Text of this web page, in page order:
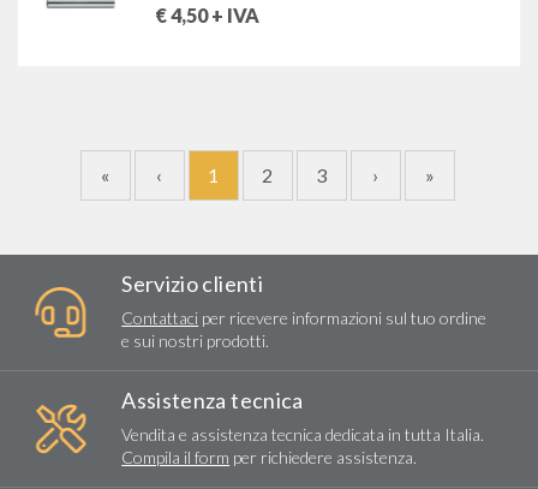
€4,50+ IVA
« ‹ 1 2 3 › »
Servizio clienti
Contattaci per ricevere informazioni sul tuo ordine
e sui nostri prodotti.
Assistenza tecnica
Vendita e assistenza tecnica dedicata in tutta Italia.
Compila il form per richiedere assistenza.